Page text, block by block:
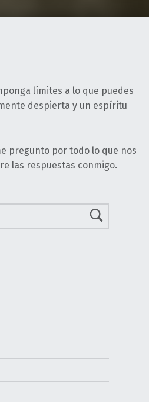
límites a lo que puedes
despierta y un espíritu
pregunto por todo lo que nos
las respuestas conmigo.